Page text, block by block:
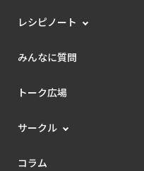
レシピノート
みんなに質問
トーク広場
サークル
コラム